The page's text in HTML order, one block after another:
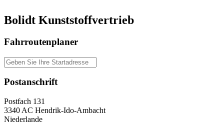
Bolidt Kunststoffvertrieb
Fahrroutenplaner
Postanschrift
Postfach 131
3340 AC Hendrik-Ido-Ambacht
Niederlande